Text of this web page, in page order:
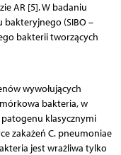
AR [5]. W badaniu
bakteryjnego (SIBO –
bakterii tworzących
wywołujących
bakteria, w
klasycznymi
zakażeń C. pneumoniae
jest wrażliwa tylko